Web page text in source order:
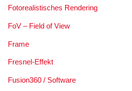
Fotorealistisches Rendering
FoV – Field of View
Frame
Fresnel-Effekt
Fusion360 / Software